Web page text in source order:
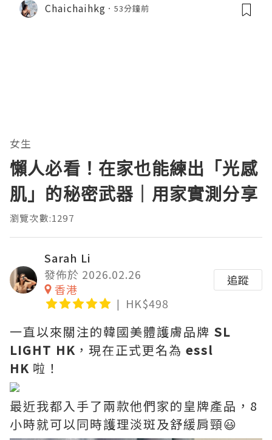
Chaichaihkg 53分鐘前
女生
懶人必看！在家也能練出「光感
肌」的秘密武器｜用家實測分享
瀏覽次數:1297
Sarah Li
發佈於 2026.02.26
香港
HK$498
追蹤
一直以來關注的韓國美體護膚品牌 SL
LIGHT HK ，現在正式更名為 essl
HK 啦！
最近我都入手了兩款他們家的皇牌產品，8
小時就可以同時護理淡斑及舒緩肩頸😃